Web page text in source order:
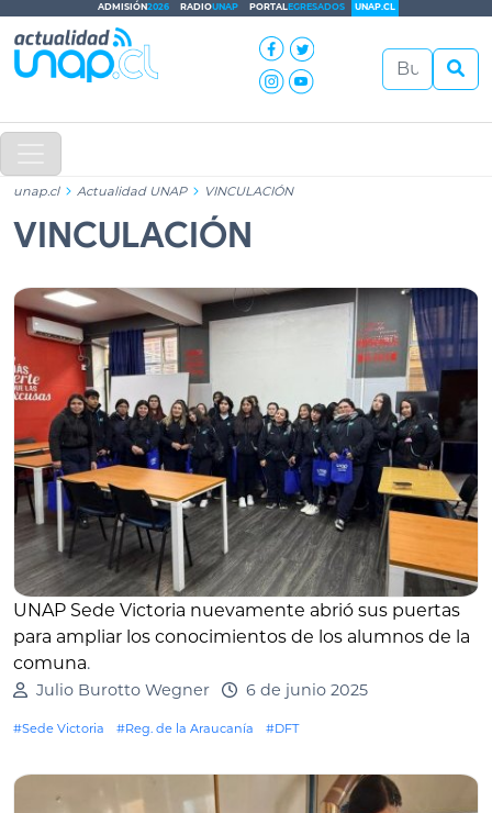
ADMISIÓN2026 RADIOUNAP PORTALEGRESADOS UNAP.CL
unap.cl Actualidad UNAP VINCULACIÓN
VINCULACIÓN
UNAP Sede Victoria nuevamente abrió sus puertas
para ampliar los conocimientos de los alumnos de la
comuna.
Julio Burotto Wegner 6 de junio 2025
#Sede Victoria #Reg. de la Araucanía #DFT